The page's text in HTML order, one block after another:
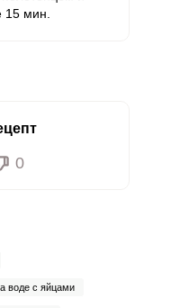
10.7
15 мин.
0
воде с яйцами